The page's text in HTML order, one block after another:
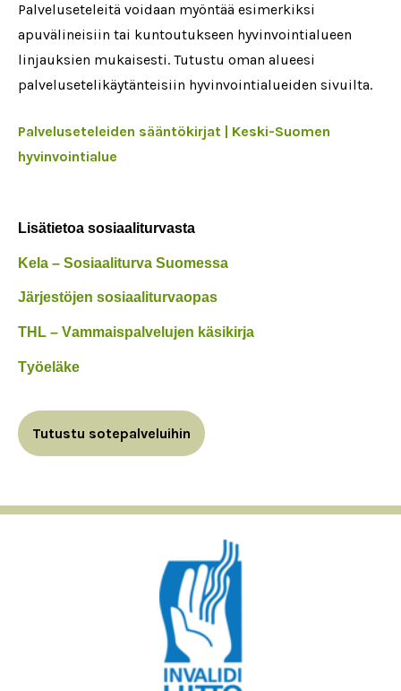
Palveluseteleitä voidaan myöntää esimerkiksi
apuvälineisiin tai kuntoutukseen hyvinvointialueen
linjauksien mukaisesti. Tutustu oman alueesi
palvelusetelikäytänteisiin hyvinvointialueiden sivuilta.
Palveluseteleiden sääntökirjat | Keski-Suomen
hyvinvointialue
Lisätietoa sosiaaliturvasta
Kela – Sosiaaliturva Suomessa
Järjestöjen sosiaaliturvaopas
THL – Vammaispalvelujen käsikirja
Työeläke
Tutustu sotepalveluihin